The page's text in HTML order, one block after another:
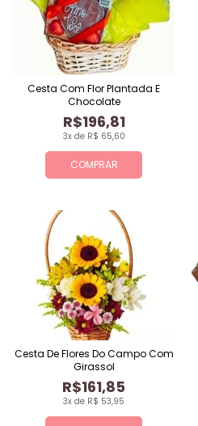
COMPRAR
3x de R$ 65,60
R$196,81
Cesta Com Flor Plantada E
Chocolate
3x de R$ 53,95
R$161,85
Cesta De Flores Do Campo Com
Girassol